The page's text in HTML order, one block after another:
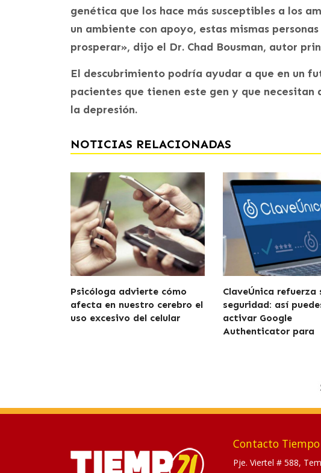
genética que los hace más susceptibles a los
un ambiente con apoyo, estas mismas
prosperar», dijo el Dr. Chad Bousman, autor
El descubrimiento podría ayudar a que en un
pacientes que tienen este gen y que
la depresión.
NOTICIAS RELACIONADAS
Psicóloga advierte cómo
afecta en nuestro cerebro el
uso excesivo del celular
ClaveÚnica refuerza
seguridad: así
activar Google
Authenticator para
Contacto Tiempo
Pje. Viertel # 588,